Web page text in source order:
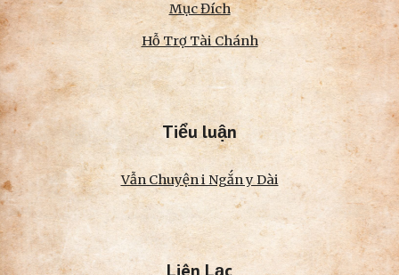
Mục Đích
Hỗ Trợ Tài Chánh
Tiểu luận
Vẫn Chuyện i Ngắn y Dài